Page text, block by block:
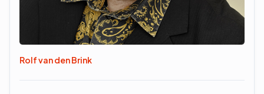
Rolf van den Brink